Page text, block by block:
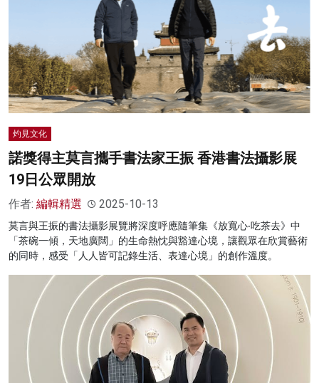
灼見文化
諾獎得主莫言攜手書法家王振 香港書法攝影展
19日公眾開放
作者: 編輯精選 2025-10-13
莫言與王振的書法攝影展覽將深度呼應隨筆集《放寬心‧吃茶去》中
「茶碗一傾，天地廣闊」的生命熱忱與豁達心境，讓觀眾在欣賞藝術
的同時，感受「人人皆可記錄生活、表達心境」的創作溫度。